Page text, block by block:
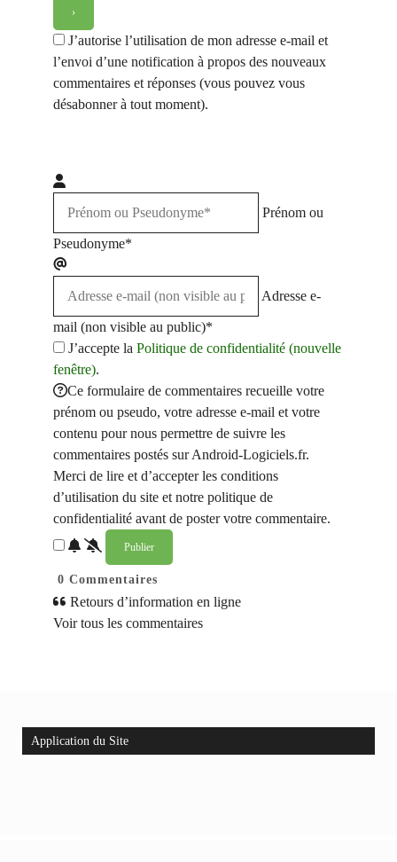
J’autorise l’utilisation de mon adresse e-mail et
l’envoi d’une notification à propos des nouveaux
commentaires et réponses (vous pouvez vous
désabonner à tout moment).
Prénom ou
Pseudonyme*
Adresse e-
mail (non visible au public)*
J’accepte la Politique de confidentialité (nouvelle
fenêtre).
Ce formulaire de commentaires recueille votre
prénom ou pseudo, votre adresse e-mail et votre
contenu pour nous permettre de suivre les
commentaires postés sur Android-Logiciels.fr.
Merci de lire et d’accepter les conditions
d’utilisation du site et notre politique de
confidentialité avant de poster votre commentaire.
0 Commentaires
Retours d’information en ligne
Voir tous les commentaires
Application du Site